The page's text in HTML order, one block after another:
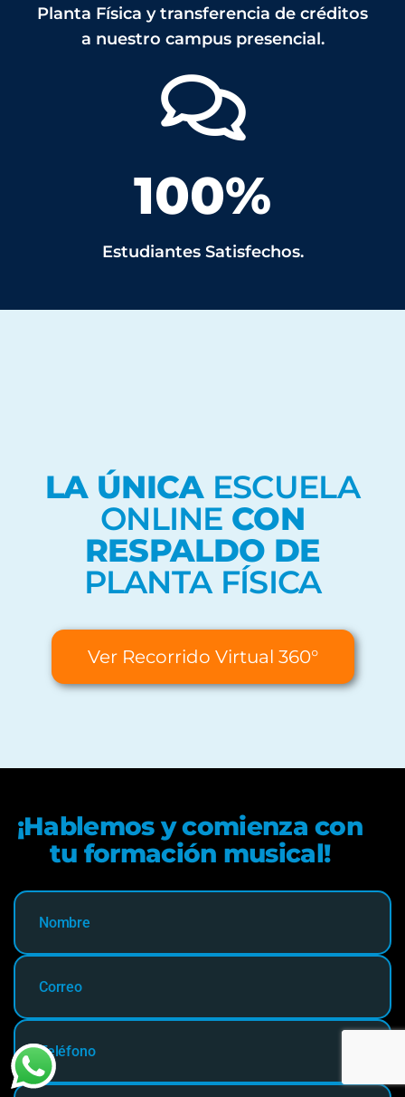
Planta Física y transferencia de créditos
a nuestro campus presencial.
100%
Estudiantes Satisfechos.
LA ÚNICA ESCUELA
ONLINE CON
RESPALDO DE
PLANTA FÍSICA
Ver Recorrido Virtual 360°
¡Hablemos y comienza con
tu formación musical!